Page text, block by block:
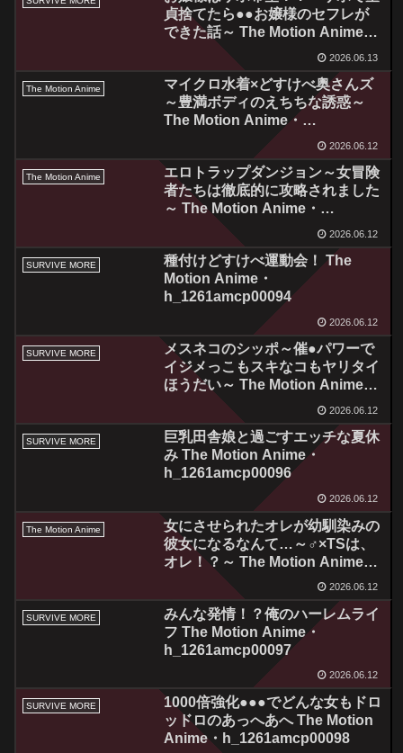
貞捨てたら●●お嬢様のセフレが
できた話～ The Motion Anime・
h_1261amcp00093
2026.06.13
The Motion Anime
マイクロ水着×どすけべ奥さんズ
～豊満ボディのえちちな誘惑～
The Motion Anime・
h_1355sgcp00009
2026.06.12
The Motion Anime
エロトラップダンジョン～女冒険
者たちは徹底的に攻略されました
～ The Motion Anime・
h_1262apcp00001
2026.06.12
SURVIVE MORE
種付けどすけべ運動会！ The
Motion Anime・
h_1261amcp00094
2026.06.12
SURVIVE MORE
メスネコのシッポ～催●パワーで
イジメっこもスキなコもヤリタイ
ほうだい～ The Motion Anime・
h_1261amcp00095
2026.06.12
SURVIVE MORE
巨乳田舎娘と過ごすエッチな夏休
み The Motion Anime・
h_1261amcp00096
2026.06.12
The Motion Anime
女にさせられたオレが幼馴染みの
彼女になるなんて…～♂×TSは、
オレ！？～ The Motion Anime・
h_1262sgcp00010
2026.06.12
SURVIVE MORE
みんな発情！？俺のハーレムライ
フ The Motion Anime・
h_1261amcp00097
2026.06.12
SURVIVE MORE
1000倍強化●●●でどんな女もドロ
ッドロのあっへあへ The Motion
Anime・h_1261amcp00098